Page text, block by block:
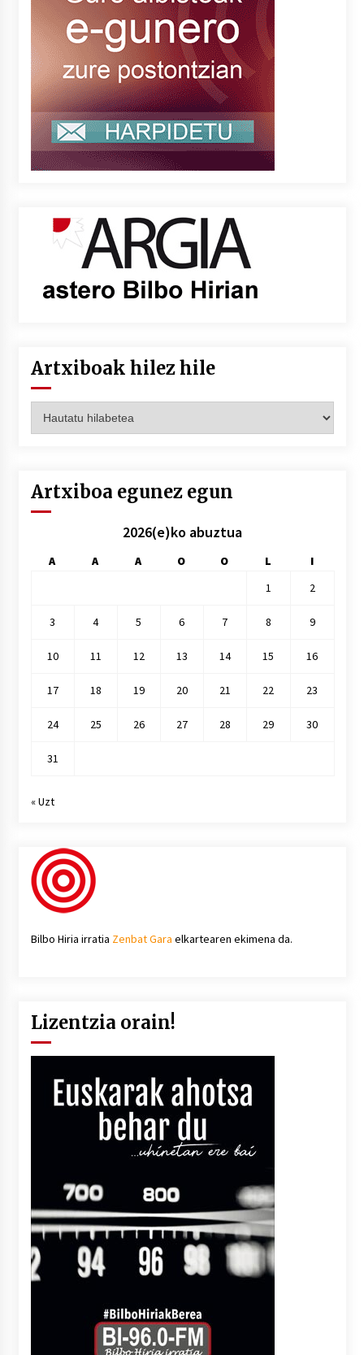
Artxiboak hilez hile
hilez
Artxiboa egunez egun
2026(e)ko abuztua
A A A O O L
I
1
2
3 4 5 6 7 8 9
10 11 12 13 14 15 16
17 18 19 20 21 22 23
24 25 26 27 28 29 30
31
« Uzt
Bilbo Hiria irratia Zenbat Gara elkartearen ekimena da.
Lizentzia orain!